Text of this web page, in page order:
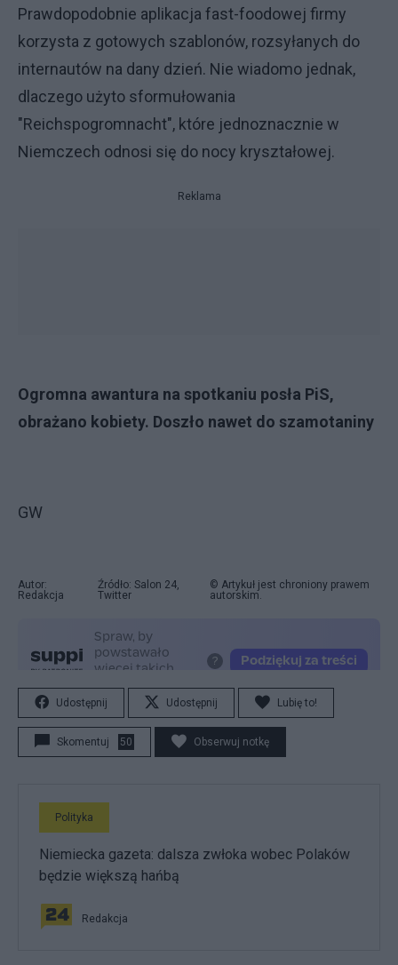
Prawdopodobnie aplikacja fast-foodowej firmy
korzysta z gotowych szablonów, rozsyłanych do
internautów na dany dzień. Nie wiadomo jednak,
dlaczego użyto sformułowania
"Reichspogromnacht", które jednoznacznie w
Niemczech odnosi się do nocy kryształowej.
Reklama
Ogromna awantura na spotkaniu posła PiS,
obrażano kobiety. Doszło nawet do szamotaniny
GW
Autor:
Redakcja
Źródło: Salon 24,
Twitter
© Artykuł jest chroniony prawem
autorskim.
Udostępnij Udostępnij Lubię to!
Skomentuj 50 Obserwuj notkę
Polityka
Niemiecka gazeta: dalsza zwłoka wobec Polaków
będzie większą hańbą
Redakcja